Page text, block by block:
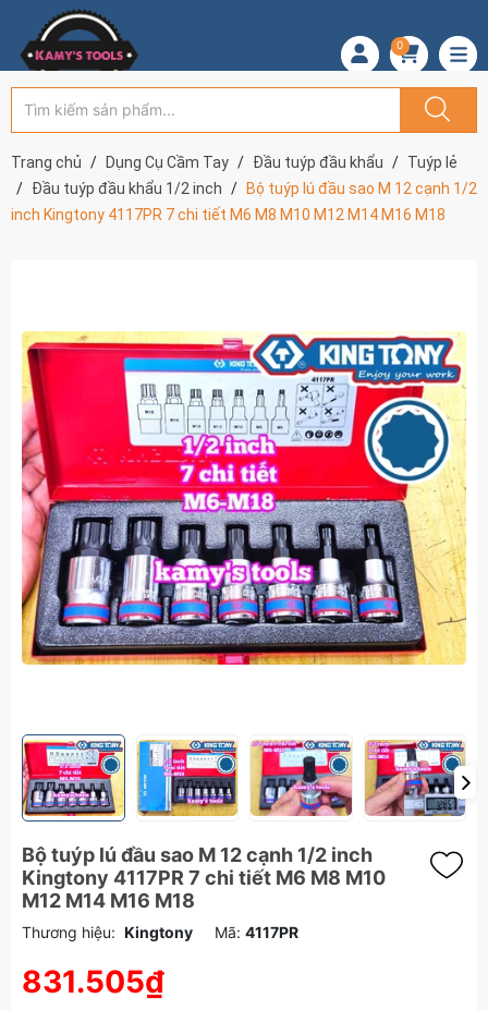
0
Trang chủ Dụng Cụ Cầm Tay Đầu tuýp đầu khẩu
Tuýp lẻ
Đầu tuýp đầu khẩu 1/2 inch
Bộ tuýp lú đầu sao M 12 cạnh 1/2
inch Kingtony 4117PR 7 chi tiết M6 M8 M10 M12 M14 M16 M18
Bộ tuýp lú đầu sao M 12 cạnh 1/2 inch
Kingtony 4117PR 7 chi tiết M6 M8 M10
M12 M14 M16 M18
Thương hiệu: Kingtony Mã: 4117PR
831.505₫